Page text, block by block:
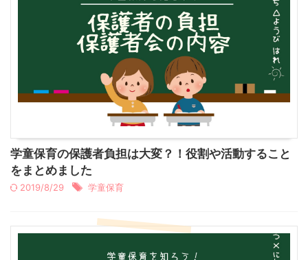
学童保育の保護者負担は大変？！役割や活動すること
をまとめました
2019/8/29 学童保育